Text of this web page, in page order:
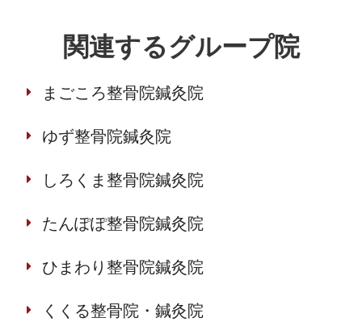
関連するグループ院
まごころ整骨院鍼灸院
ゆず整骨院鍼灸院
しろくま整骨院鍼灸院
たんぽぽ整骨院鍼灸院
ひまわり整骨院鍼灸院
くくる整骨院・鍼灸院